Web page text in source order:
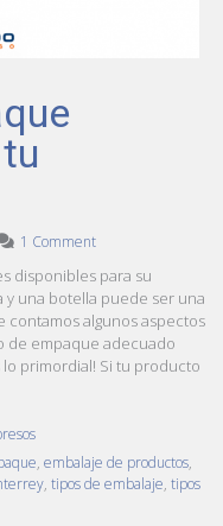
1 Comment
disponibles para su
y una botella puede ser una
contamos algunos aspectos
de empaque adecuado
lo primordial! Si tu producto
,embalaje de productos,
,tipos de embalaje,tipos